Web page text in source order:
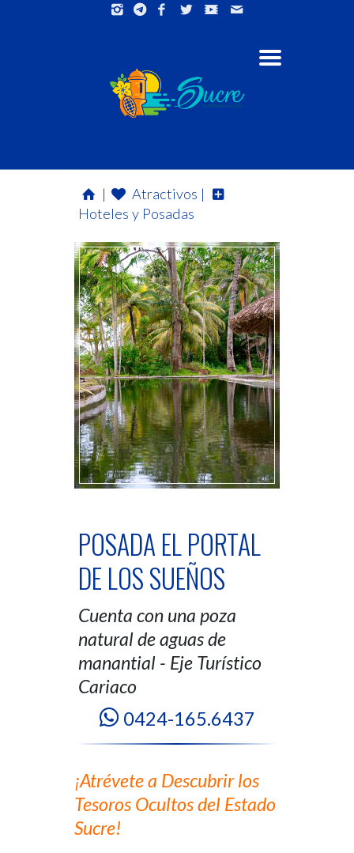
|
Atractivos |
Hoteles y Posadas
POSADA EL PORTAL
DE LOS SUEÑOS
Cuenta con una poza
natural de aguas de
manantial - Eje Turístico
Cariaco
0424-165.6437
¡Atrévete a Descubrir los
Tesoros Ocultos del Estado
Sucre!